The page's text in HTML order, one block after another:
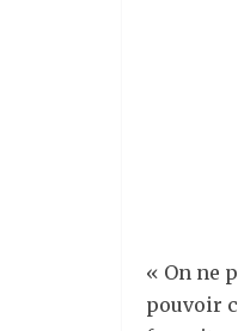
« On ne
pouvoir